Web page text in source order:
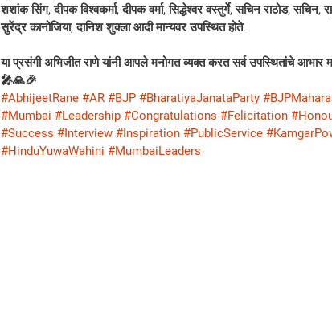
शशांक सिंग, दीपक विश्वकर्मा, दीपक वर्मा, सिद्धेश्वर वस्तुर्गे, सचिन राठोड,
सुरेंद्र कानोजिया, दानिश शुक्ला आदी मान्यवर उपस्थित होते.
या प्रसंगी अभिजीत राणे यांनी आपले मनोगत व्यक्त करत सर्व उपस्थितांचे आभार
🎤🙏🎉
#AbhijeetRane #AR #BJP #BharatiyaJanataParty
#Mumbai #Leadership #Congratulations #Felicitation
#Success #Interview #Inspiration #PublicService
#HinduYuwaWahini #MumbaiLeaders